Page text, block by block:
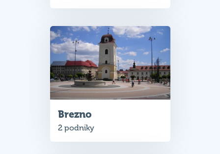
Brezno
2 podniky